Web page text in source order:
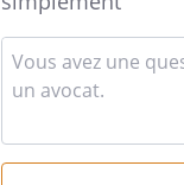
votre
question